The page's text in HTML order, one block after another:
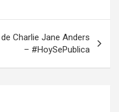
de Charlie Jane Anders
– #HoySePublica